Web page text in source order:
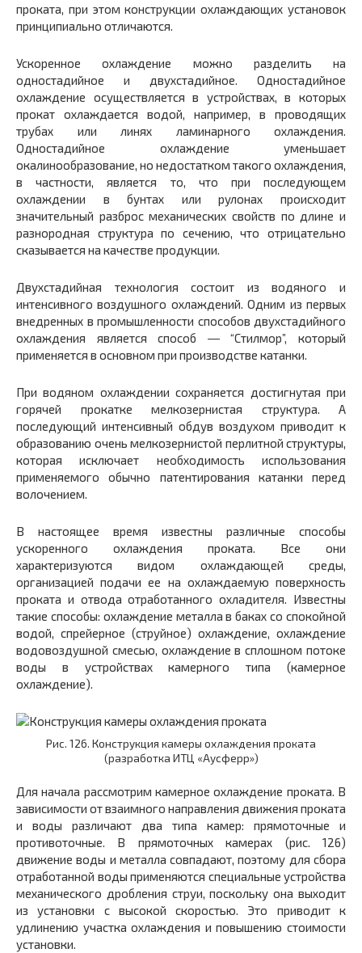
проката, при этом конструкции охлаждающих установок
принципиально отличаются.
Ускоренное охлаждение можно разделить на
одностадийное и двухстадийное. Одностадийное
охлаждение осуществляется в устройствах, в которых
прокат охлаждается водой, например, в проводящих
трубах или линях ламинарного охлаждения.
Одностадийное охлаждение уменьшает
окалинообразование, но недостатком такого охлаждения,
в частности, является то, что при последующем
охлаждении в бунтах или рулонах происходит
значительный разброс механических свойств по длине и
разнородная структура по сечению, что отрицательно
сказывается на качестве продукции.
Двухстадийная технология состоит из водяного и
интенсивного воздушного охлаждений. Одним из первых
внедренных в промышленности способов двухстадийного
охлаждения является способ ― “Стилмор”, который
применяется в основном при производстве катанки.
При водяном охлаждении сохраняется достигнутая при
горячей прокатке мелкозернистая структура. А
последующий интенсивный обдув воздухом приводит к
образованию очень мелкозернистой перлитной структуры,
которая исключает необходимость использования
применяемого обычно патентирования катанки перед
волочением.
В настоящее время известны различные способы
ускоренного охлаждения проката. Все они
характеризуются видом охлаждающей среды,
организацией подачи ее на охлаждаемую поверхность
проката и отвода отработанного охладителя. Известны
такие способы: охлаждение металла в баках со спокойной
водой, спрейерное (струйное) охлаждение, охлаждение
водовоздушной смесью, охлаждение в сплошном потоке
воды в устройствах камерного типа (камерное
охлаждение).
Рис. 126. Конструкция камеры охлаждения проката
(разработка ИТЦ «Аусферр»)
Для начала рассмотрим камерное охлаждение проката. В
зависимости от взаимного направления движения проката
и воды различают два типа камер: прямоточные и
противоточные. В прямоточных камерах (рис. 126)
движение воды и металла совпадают, поэтому для сбора
отработанной воды применяются специальные устройства
механического дробления струи, поскольку она выходит
из установки с высокой скоростью. Это приводит к
удлинению участка охлаждения и повышению стоимости
установки.